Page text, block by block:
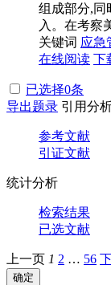
组成部分,同
入。在考察
关键词 应急
在线阅读 下
已选择0条
导出题录 引用分
参考文献
引证文献
统计分析
检索结果
已选文献
上一页 1 2 … 56
确定